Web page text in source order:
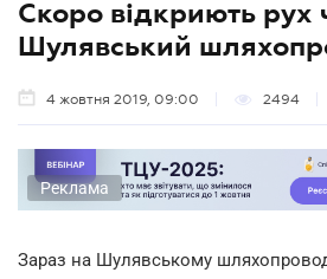
Скоро відкриють рух
Шулявський
4 жовтня 2019, 09:00 2494
Реклама
Зараз на Шулявському